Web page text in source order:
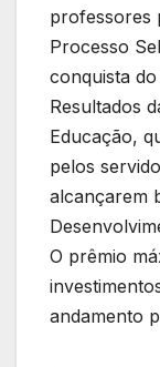
professores
Processo
conquista
Resultados
Educação,
pelos
alcançarem
O prêmio
andamento